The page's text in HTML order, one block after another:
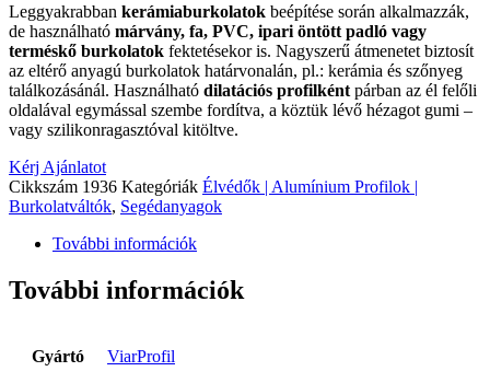
Leggyakrabban kerámiaburkolatok beépítése során alkalmazzák,
de használható márvány, fa, PVC, ipari öntött padló vagy
terméskő burkolatok fektetésekor is. Nagyszerű átmenetet biztosít
az eltérő anyagú burkolatok határvonalán, pl.: kerámia és szőnyeg
találkozásánál. Használható dilatációs profilként párban az él felőli
oldalával egymással szembe fordítva, a köztük lévő hézagot gumi –
vagy szilikonragasztóval kitöltve.
Kérj Ajánlatot
Cikkszám 1936 Kategóriák Élvédők | Alumínium Profilok |
Burkolatváltók, Segédanyagok
További információk
További információk
Gyártó ViarProfil